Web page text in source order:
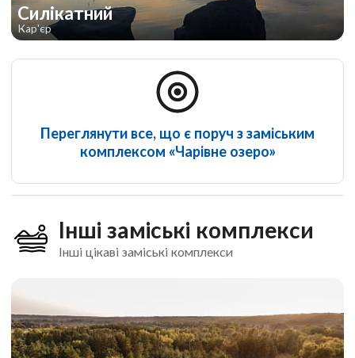
Силікатний
Кар'єр
Переглянути все, що є поруч з заміським
комплексом «Чарівне озеро»
Інші заміські комплекси
Інші цікаві заміські комплекси